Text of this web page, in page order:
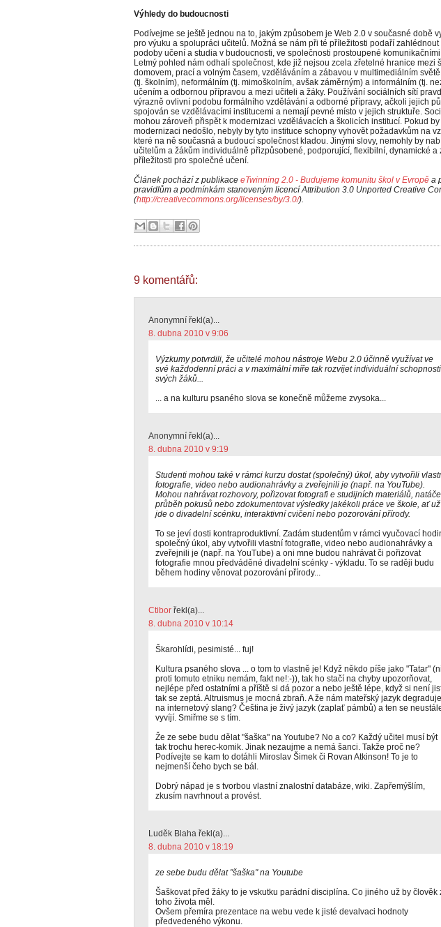
Výhledy do budoucnosti
Podívejme se ještě jednou na to, jakým způsobem je Web 2.0 v současné době
pro výuku a spolupráci učitelů. Možná se nám při té příležitosti podaří zahlédnout
podoby učení a studia v budoucnosti, ve společnosti prostoupené
Letmý pohled nám odhalí společnost, kde již nejsou zcela zřetelné hranice mezi
domovem, prací a volným časem, vzděláváním a zábavou v multimediálním
(tj. školním), neformálním (tj. mimoškolním, avšak záměrným) a informálním (tj.
učením a odbornou přípravou a mezi učiteli a žáky. Používání sociálních sítí
výrazně ovlivní podobu formálního vzdělávání a odborné přípravy, ačkoli jejich
spojován se vzdělávacími institucemi a nemají pevné místo v jejich struktuře.
mohou zároveň přispět k modernizaci vzdělávacích a školicích institucí. Pokud by
modernizaci nedošlo, nebyly by tyto instituce schopny vyhovět požadavkům na
které na ně současná a budoucí společnost kladou. Jinými slovy, nemohly by
učitelům a žákům individuálně přizpůsobené, podporující, flexibilní, dynamické a
příležitosti pro společné učení.
Článek pochází z publikace eTwinning 2.0 - Budujeme komunitu škol v Evropě a
pravidlům a podmínkám stanoveným licencí Attribution 3.0 Unported Creative
(http://creativecommons.org/licenses/by/3.0/).
9 komentářů:
Anonymní řekl(a)...
8. dubna 2010 v 9:06
Výzkumy potvrdili, že učitelé mohou nástroje Webu 2.0 účinně využívat ve
své každodenní práci a v maximální míře tak rozvíjet individuální schopnosti
svých žáků...
... a na kulturu psaného slova se konečně můžeme zvysoka...
Anonymní řekl(a)...
8. dubna 2010 v 9:19
Studenti mohou také v rámci kurzu dostat (společný) úkol, aby vytvořili
fotografie, video nebo audionahrávky a zveřejnili je (např. na YouTube).
Mohou nahrávat rozhovory, pořizovat fotografi e studijních materiálů,
průběh pokusů nebo zdokumentovat výsledky jakékoli práce ve škole, ať už
jde o divadelní scénku, interaktivní cvičení nebo pozorování přírody.
To se jeví dosti kontraproduktivní. Zadám studentům v rámci vyučovací
společný úkol, aby vytvořili vlastní fotografie, video nebo audionahrávky a
zveřejnili je (např. na YouTube) a oni mne budou nahrávat či pořizovat
fotografie mnou předváděné divadelní scénky - výkladu. To se raději budu
během hodiny věnovat pozorování přírody...
Ctibor řekl(a)...
8. dubna 2010 v 10:14
Škarohlídi, pesimisté... fuj!
Kultura psaného slova ... o tom to vlastně je! Když někdo píše jako "Tatar"
proti tomuto etniku nemám, fakt ne!:-)), tak ho stačí na chyby upozorňovat,
nejlépe před ostatními a příště si dá pozor a nebo ještě lépe, když si není
tak se zeptá. Altruismus je mocná zbraň. A že nám mateřský jazyk degraduje
na internetový slang? Čeština je živý jazyk (zaplať pámbů) a ten se
vyvíjí. Smiřme se s tím.
Že ze sebe budu dělat "šaška" na Youtube? No a co? Každý učitel musí být
tak trochu herec-komik. Jinak nezaujme a nemá šanci. Takže proč ne?
Podívejte se kam to dotáhli Miroslav Šimek či Rovan Atkinson! To je to
nejmenší čeho bych se bál.
Dobrý nápad je s tvorbou vlastní znalostní databáze, wiki. Zapřemýšlím,
zkusím navrhnout a provést.
Luděk Blaha řekl(a)...
8. dubna 2010 v 18:19
ze sebe budu dělat "šaška" na Youtube
Šaškovat před žáky to je vskutku parádní disciplína. Co jiného už by člověk
toho života měl.
Ovšem přemíra prezentace na webu vede k jisté devalvaci hodnoty
předvedeného výkonu.